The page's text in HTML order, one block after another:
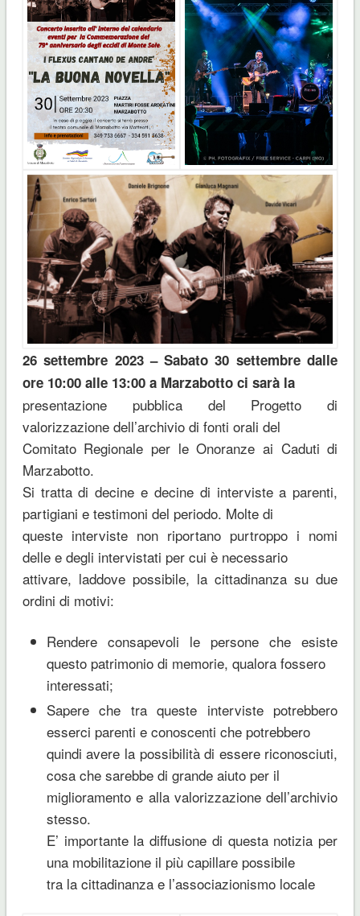
26 settembre 2023 – Sabato 30 settembre dalle
ore 10:00 alle 13:00 a Marzabotto ci sarà la
presentazione pubblica del Progetto di
valorizzazione dell’archivio di fonti orali del
Comitato Regionale per le Onoranze ai Caduti di
Marzabotto.
Si tratta di decine e decine di interviste a parenti,
partigiani e testimoni del periodo. Molte di
queste interviste non riportano purtroppo i nomi
delle e degli intervistati per cui è necessario
attivare, laddove possibile, la cittadinanza su due
ordini di motivi:
Rendere consapevoli le persone che esiste
questo patrimonio di memorie, qualora fossero
interessati;
Sapere che tra queste interviste potrebbero
esserci parenti e conoscenti che potrebbero
quindi avere la possibilità di essere riconosciuti,
cosa che sarebbe di grande aiuto per il
miglioramento e alla valorizzazione dell’archivio
stesso.
E’ importante la diffusione di questa notizia per
una mobilitazione il più capillare possibile
tra la cittadinanza e l’associazionismo locale